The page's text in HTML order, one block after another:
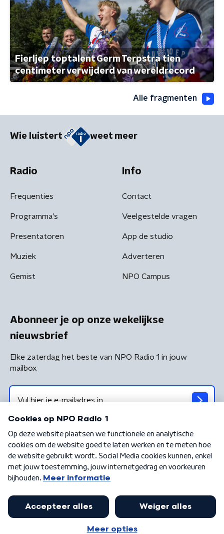
Fierljep toptalent Germ Terpstra tien
centimeter verwijderd van wereldrecord
Alle fragmenten
Wie luistert weet meer
Radio
Frequenties
Programma's
Presentatoren
Muziek
Gemist
Info
Contact
Veelgestelde vragen
App de studio
Adverteren
NPO Campus
Abonneer je op onze wekelijkse
nieuwsbrief
Elke zaterdag het beste van NPO Radio 1 in jouw
mailbox
Algemene voorwaarden